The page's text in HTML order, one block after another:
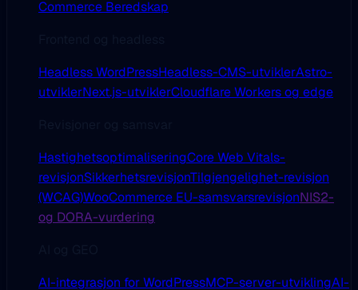
Commerce Beredskap
Headless WordPressHeadless-CMS-utviklerAstro-
utviklerNext.js-utviklerCloudflare Workers og edge
HastighetsoptimaliseringCore Web Vitals-
revisjonSikkerhetsrevisjonTilgjengelighet-revisjon
(WCAG)WooCommerce EU-samsvarsrevisjonNIS2-
og DORA-vurdering
AI-integrasjon for WordPressMCP-server-utviklingAI-